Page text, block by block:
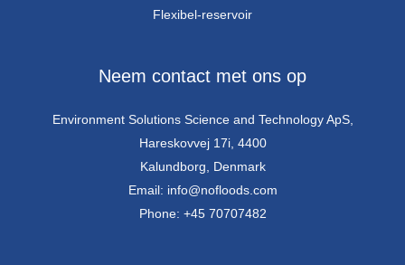
Flexibel-reservoir
Neem contact met ons op
Environment Solutions Science and Technology ApS,
Hareskovvej 17i, 4400
Kalundborg, Denmark
Email: info@nofloods.com
Phone: +45 70707482